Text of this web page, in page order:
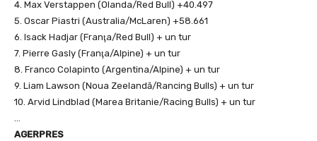
4. Max Verstappen (Olanda/Red Bull) +40.497
5. Oscar Piastri (Australia/McLaren) +58.661
6. Isack Hadjar (Franţa/Red Bull) + un tur
7. Pierre Gasly (Franţa/Alpine) + un tur
8. Franco Colapinto (Argentina/Alpine) + un tur
9. Liam Lawson (Noua Zeelandă/Rancing Bulls) + un tur
10. Arvid Lindblad (Marea Britanie/Racing Bulls) + un tur
…
AGERPRES